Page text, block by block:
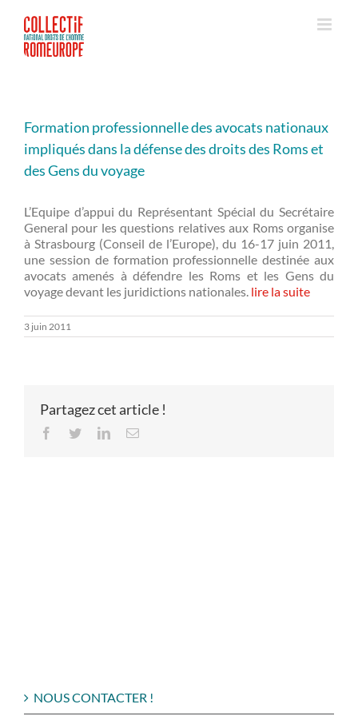
contenu
Formation professionnelle des avocats nationaux
impliqués dans la défense des droits des Roms et
des Gens du voyage
L’Equipe d’appui du Représentant Spécial du Secrétaire
General pour les questions relatives aux Roms organise
à Strasbourg (Conseil de l’Europe), du 16-17 juin 2011,
une session de formation professionnelle destinée aux
avocats amenés à défendre les Roms et les Gens du
voyage devant les juridictions nationales. lire la suite
3 juin 2011
Partagez cet article !
Facebook
TwitterLinkedInEmail
NOUS CONTACTER !